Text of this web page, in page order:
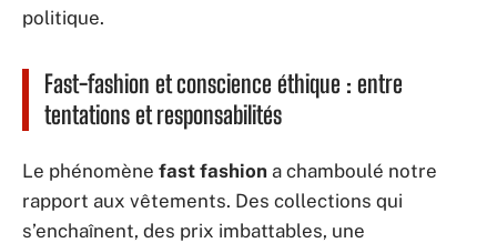
politique.
Fast-fashion et conscience éthique : entre
tentations et responsabilités
Le phénomène fast fashion a chamboulé notre
rapport aux vêtements. Des collections qui
s’enchaînent, des prix imbattables, une